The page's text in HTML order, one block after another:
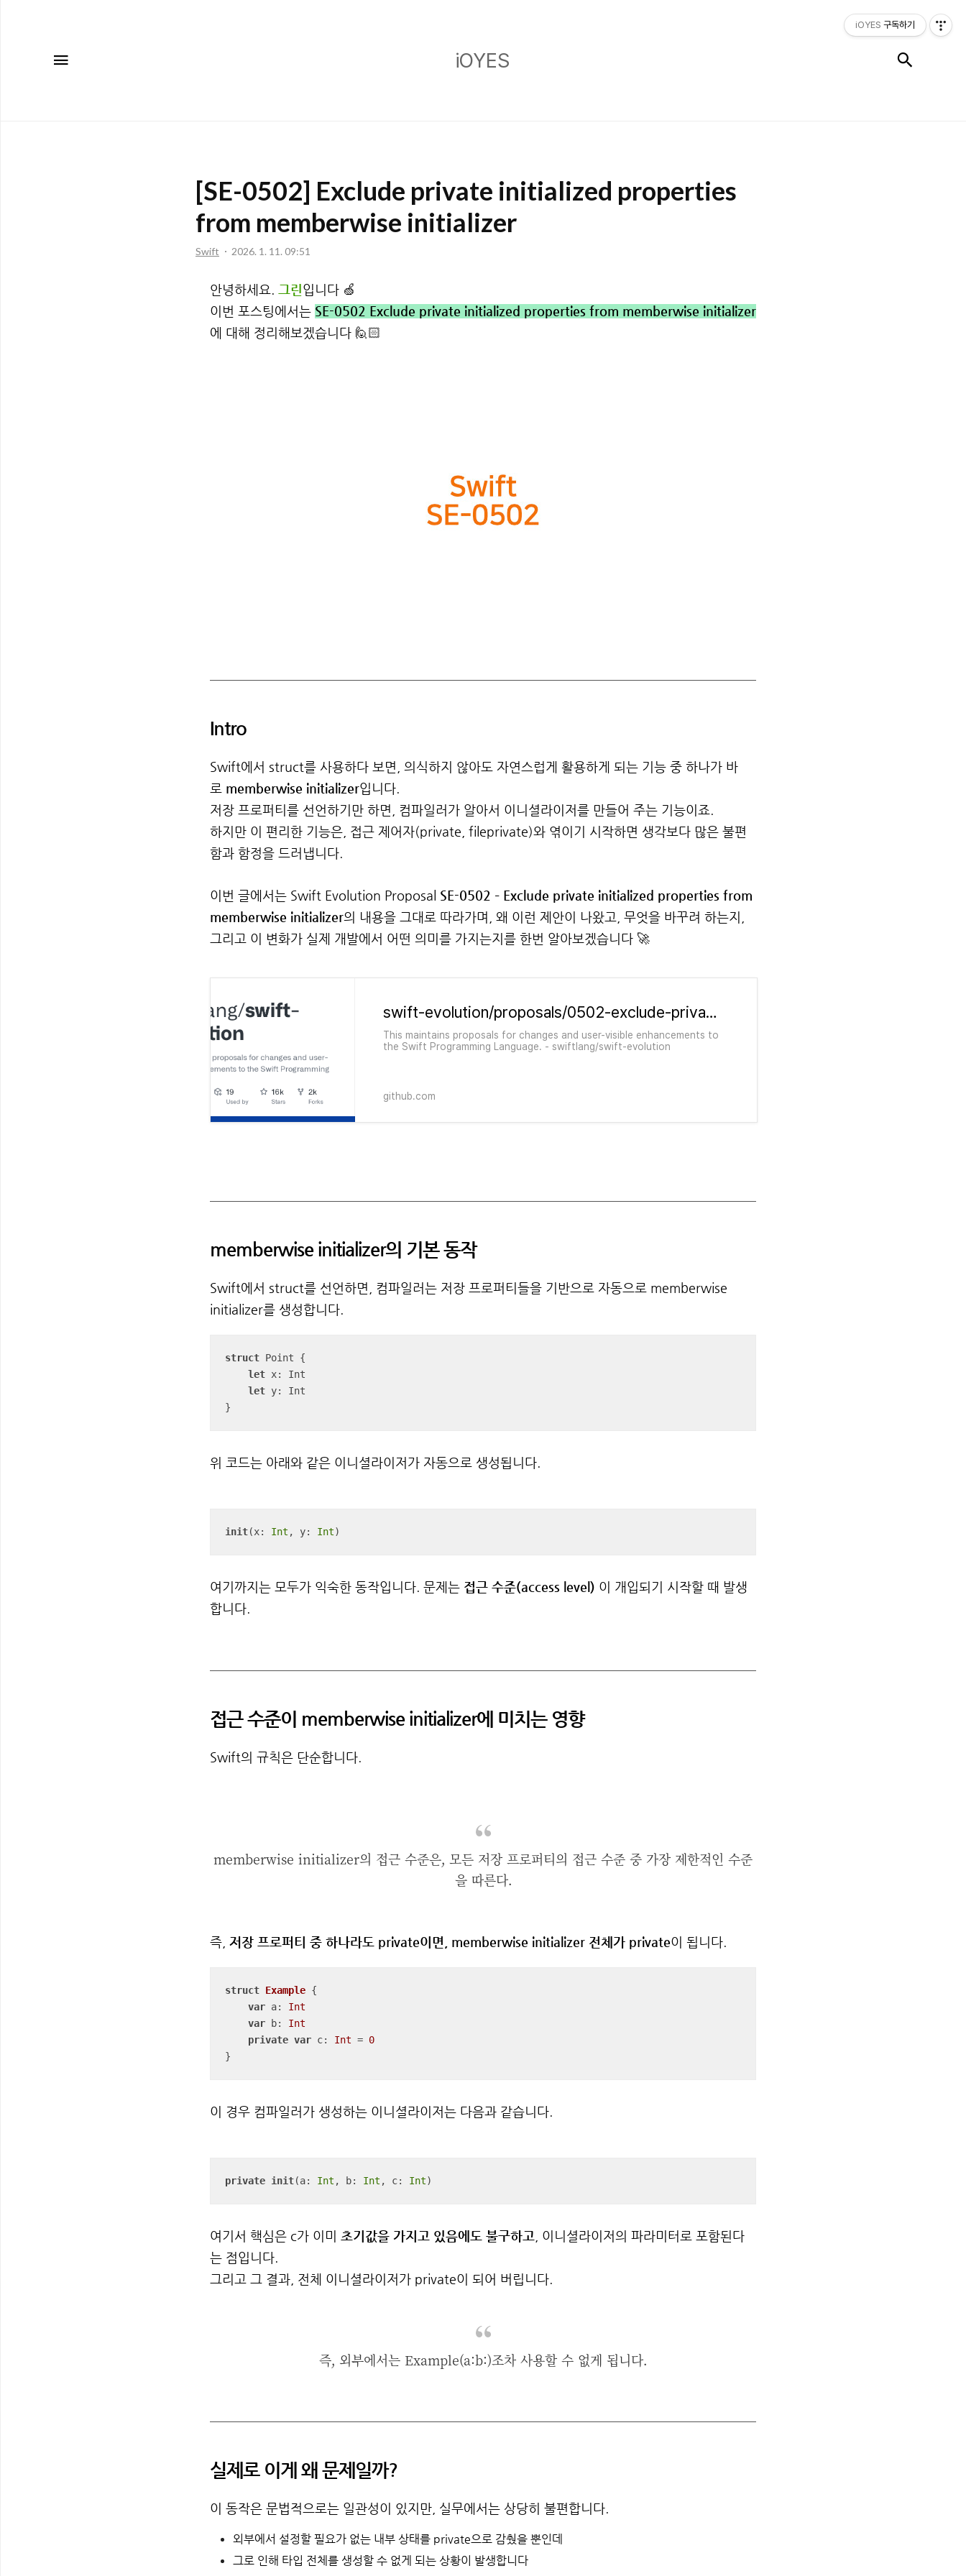
iOYES
[SE-0502] Exclude private initialized properties
from memberwise initializer
Swift 2026. 1. 11. 09:51
안녕하세요. 그린입니다 🍏
이번 포스팅에서는 SE-0502 Exclude private initialized properties from memberwise initializer
에 대해 정리해보겠습니다 🙋🏻
Intro
Swift에서 struct를 사용하다 보면, 의식하지 않아도 자연스럽게 활용하게 되는 기능 중 하나가 바
로 memberwise initializer입니다.
저장 프로퍼티를 선언하기만 하면, 컴파일러가 알아서 이니셜라이저를 만들어 주는 기능이죠.
하지만 이 편리한 기능은, 접근 제어자(private, fileprivate)와 엮이기 시작하면 생각보다 많은 불편
함과 함정을 드러냅니다.
이번 글에서는 Swift Evolution Proposal SE-0502 – Exclude private initialized properties from
memberwise initializer의 내용을 그대로 따라가며, 왜 이런 제안이 나왔고, 무엇을 바꾸려 하는지,
그리고 이 변화가 실제 개발에서 어떤 의미를 가지는지를 한번 알아보겠습니다 🚀
swift-evolution/proposals/0502-exclude-private-from-memberwise-init.md at main · swiftlang/swift-evolution
This maintains proposals for changes and user-visible enhancements to
the Swift Programming Language. - swiftlang/swift-evolution
github.com
memberwise initializer의 기본 동작
Swift에서 struct를 선언하면, 컴파일러는 저장 프로퍼티들을 기반으로 자동으로 memberwise
initializer를 생성합니다.
struct Point {
let x: Int
let y: Int
위 코드는 아래와 같은 이니셜라이저가 자동으로 생성됩니다.
init(x: Int , y: Int
여기까지는 모두가 익숙한 동작입니다. 문제는 접근 수준(access level) 이 개입되기 시작할 때 발생
합니다.
접근 수준이 memberwise initializer에 미치는 영향
Swift의 규칙은 단순합니다.
memberwise initializer의 접근 수준은, 모든 저장 프로퍼티의 접근 수준 중 가장 제한적인 수준
을 따른다.
즉, 저장 프로퍼티 중 하나라도 private이면, memberwise initializer 전체가 private이 됩니다.
struct Example {
var a: Int
var b: Int
private var c: Int = 0
}
이 경우 컴파일러가 생성하는 이니셜라이저는 다음과 같습니다.
private init(a: Int , b: Int , c: Int
여기서 핵심은 c가 이미 초기값을 가지고 있음에도 불구하고 , 이니셜라이저의 파라미터로 포함된다
는 점입니다.
그리고 그 결과, 전체 이니셜라이저가 private이 되어 버립니다.
즉, 외부에서는 Example(a:b:)조차 사용할 수 없게 됩니다.
실제로 이게 왜 문제일까?
이 동작은 문법적으로는 일관성이 있지만, 실무에서는 상당히 불편합니다.
외부에서 설정할 필요가 없는 내부 상태를 private으로 감췄을 뿐인데
그로 인해 타입 전체를 생성할 수 없게 되는 상황이 발생합니다
iOYES 구독하기